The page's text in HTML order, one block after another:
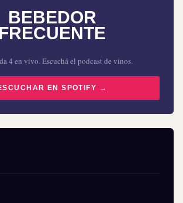
BEBEDOR
FRECUENTE
4 en vivo. Escuchá el podcast de vinos.
EN SPOTIFY →